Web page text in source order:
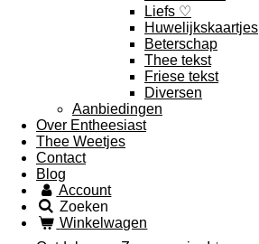
Liefs ♡
Huwelijkskaartjes
Beterschap
Thee tekst
Friese tekst
Diversen
Aanbiedingen
Over Entheesiast
Thee Weetjes
Contact
Blog
Account
Zoeken
Winkelwagen